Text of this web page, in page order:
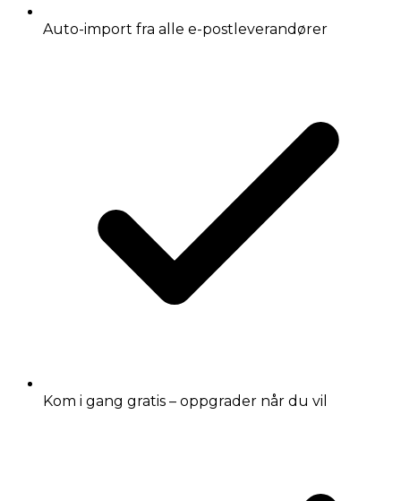
Auto-import fra alle e-postleverandører
Kom i gang gratis – oppgrader når du vil